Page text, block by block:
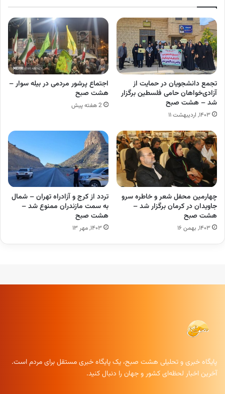
تجمع دانشجویان در حمایت از
آزادی‌خواهان حامی فلسطین برگزار
شد – هشت صبح
۱۴۰۳, اردیبهشت ۱۱
اجتماع پرشور مردمی در بیله سوار –
هشت صبح
2 هفته پیش
چهارمین محفل شعر و خاطره سرو
جاویدان در کرمان برگزار شد –
هشت صبح
۱۴۰۳, بهمن ۱۶
تردد از کرج و آزادراه تهران – شمال
به سمت مازندران ممنوع شد –
هشت صبح
۱۴۰۳, مهر ۱۳
پایگاه خبری و تحلیلی هشت صبح، یک پایگاه خبری مستقل برای مردم است.
آخرین اخبار لحظه‌ای کشور و جهان را دنبال کنید.